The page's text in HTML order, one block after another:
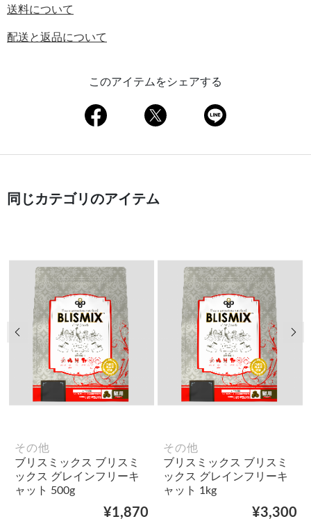
送料について
配送と返品について
このアイテムをシェアする
同じカテゴリのアイテム
その他
ブリスミックス ブリスミ
ックス グレインフリーキ
ャット 500g
¥1,870
その他
ブリスミックス ブリスミ
ックス グレインフリーキ
ャット 1kg
¥3,300
前の画像 次